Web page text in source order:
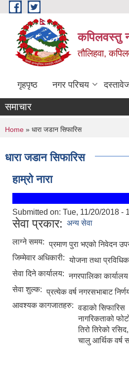
Skip to main content
कपिलवस्तु
तौलिहवा,
गृहपृष्ठ नगर परिचय
समाचार
You are here
Home » धारा जडान सिफारिस
धारा जडान सिफारिस
हाम्रो नारा
Submitted on: Tue, 11/20/2018 -
सेवा प्रकार: अन्य सेवा
लाग्ने समय: प्रमाण पुरा भएको निवेदन
जिम्मेवार अधिकारी: योजना तथा
सेवा दिने कार्यालय: नगरपालिका कार्यालय
सेवा शुल्क: प्रत्येक वर्ष नगरसभाबाट
आवश्यक कागजातहरु: वडाको सिफारिस
नागरिकताको
तिरो तिरेको
चालु आर्थिक वर्ष